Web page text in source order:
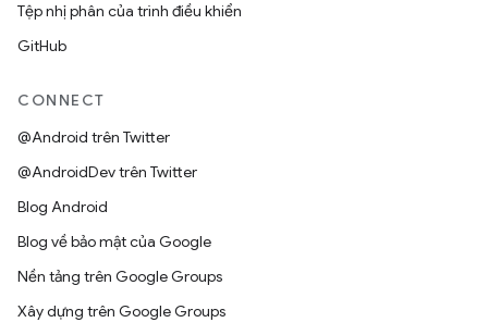
Tệp nhị phân của trình điều khiển
GitHub
CONNECT
@Android trên Twitter
@AndroidDev trên Twitter
Blog Android
Blog về bảo mật của Google
Nền tảng trên Google Groups
Xây dựng trên Google Groups